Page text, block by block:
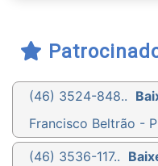
(46) 3524-848..
Francisco Beltrão -
(46) 3536-117..